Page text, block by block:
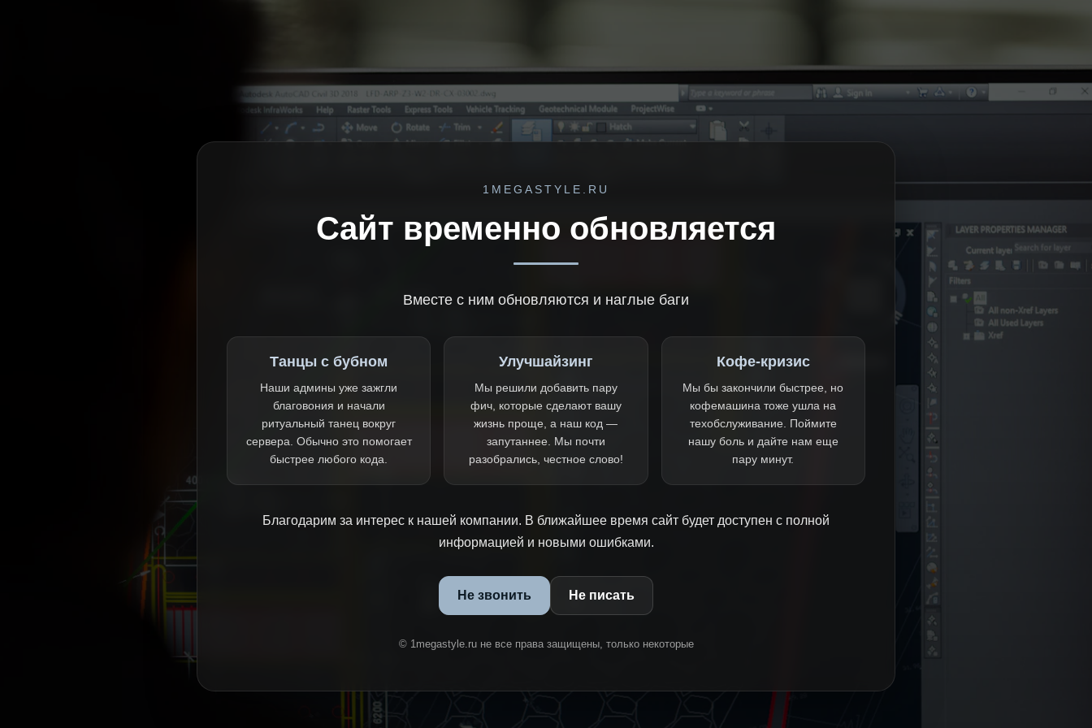
1MEGASTYLE.RU
Сайт временно обновляется
Вместе с ним обновляются и наглые баги
Танцы с бубном
Наши админы уже зажгли
благовония и начали
ритуальный танец вокруг
сервера. Обычно это помогает
быстрее любого кода.
Улучшайзинг
Мы решили добавить пару
фич, которые сделают вашу
жизнь проще, а наш код —
запутаннее. Мы почти
разобрались, честное слово!
Кофе-кризис
Мы бы закончили быстрее, но
кофемашина тоже ушла на
техобслуживание. Поймите
нашу боль и дайте нам еще
пару минут.
Благодарим за интерес к нашей компании. В ближайшее время сайт будет доступен с полной
информацией и новыми ошибками.
Не звонить Не писать
© 1megastyle.ru не все права защищены, только некоторые